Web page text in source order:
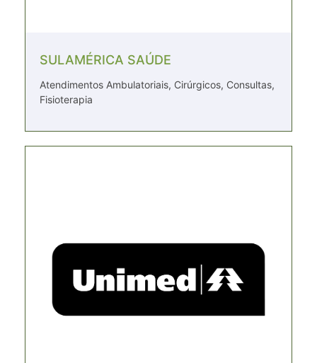
SULAMÉRICA SAÚDE
Atendimentos Ambulatoriais, Cirúrgicos, Consultas,
Fisioterapia